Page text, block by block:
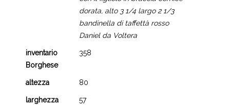
dorata, alto 3 1/4 largo 2 1/3
bandinella di taffettà rosso
Daniel da Voltera
inventario
Borghese
358
altezza 80
larghezza 57